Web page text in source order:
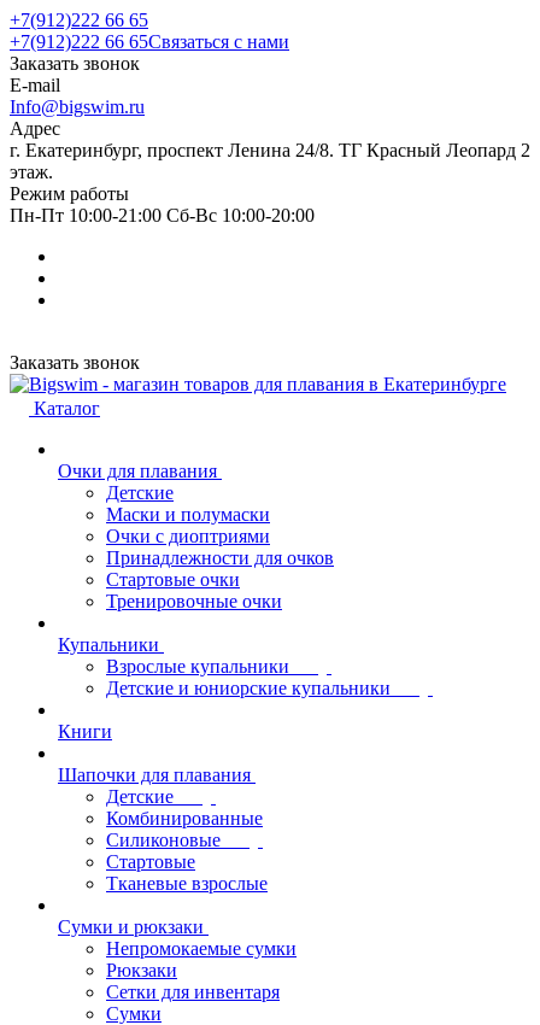
+7(912)222 66 65
+7(912)222 66 65Связаться с нами
Заказать звонок
E-mail
Info@bigswim.ru
Адрес
г. Екатеринбург, проспект Ленина 24/8. ТГ Красный Леопард 2
этаж.
Режим работы
Пн-Пт 10:00-21:00 Сб-Вс 10:00-20:00
Заказать звонок
Каталог
Очки для плавания
Детские
Маски и полумаски
Очки с диоптриями
Принадлежности для очков
Стартовые очки
Тренировочные очки
Купальники
Взрослые купальники
Детские и юниорские купальники
Книги
Шапочки для плавания
Детские
Комбинированные
Силиконовые
Стартовые
Тканевые взрослые
Сумки и рюкзаки
Непромокаемые сумки
Рюкзаки
Сетки для инвентаря
Сумки